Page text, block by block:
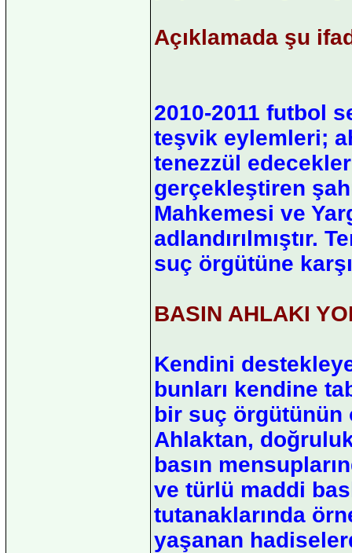
Açıklamada şu
2010-2011 futbol
teşvik eylemleri;
tenezzül
gerçekleştiren
Mahkemesi ve
adlandırılmıştır.
suç örgütüne
BASIN AHLAKI
Kendini
bunları kendine
bir suç örgütünün
Ahlaktan,
basın
ve türlü maddi
tutanaklarında
yaşanan